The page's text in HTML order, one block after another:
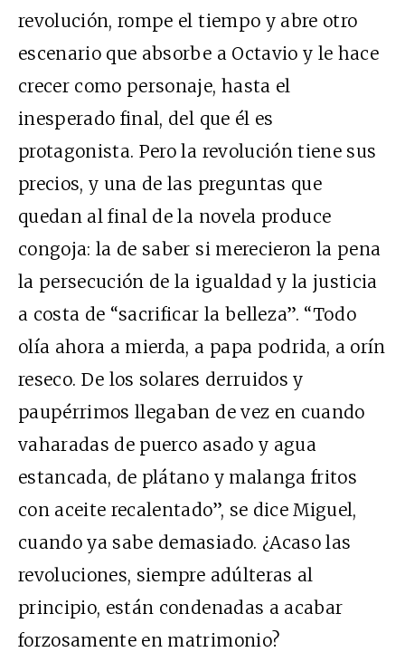
revolución, rompe el tiempo y abre otro
escenario que absorbe a Octavio y le hace
crecer como personaje, hasta el
inesperado final, del que él es
protagonista. Pero la revolución tiene sus
precios, y una de las preguntas que
quedan al final de la novela produce
congoja: la de saber si merecieron la pena
la persecución de la igualdad y la justicia
a costa de “sacrificar la belleza”. “Todo
olía ahora a mierda, a papa podrida, a orín
reseco. De los solares derruidos y
paupérrimos llegaban de vez en cuando
vaharadas de puerco asado y agua
estancada, de plátano y malanga fritos
con aceite recalentado”, se dice Miguel,
cuando ya sabe demasiado. ¿Acaso las
revoluciones, siempre adúlteras al
principio, están condenadas a acabar
forzosamente en matrimonio?